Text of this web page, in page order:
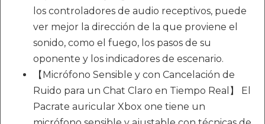
los controladores de audio receptivos, puede
ver mejor la dirección de la que proviene el
sonido, como el fuego, los pasos de su
oponente y los indicadores de escenario.
【Micrófono Sensible y con Cancelación de
Ruido para un Chat Claro en Tiempo Real】 El
Pacrate auricular Xbox one tiene un